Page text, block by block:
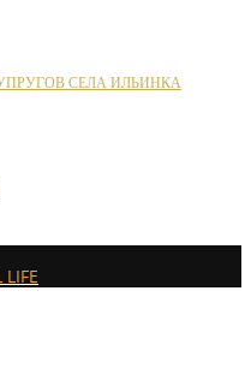
СЕЛА ИЛЬИНКА
LIFE